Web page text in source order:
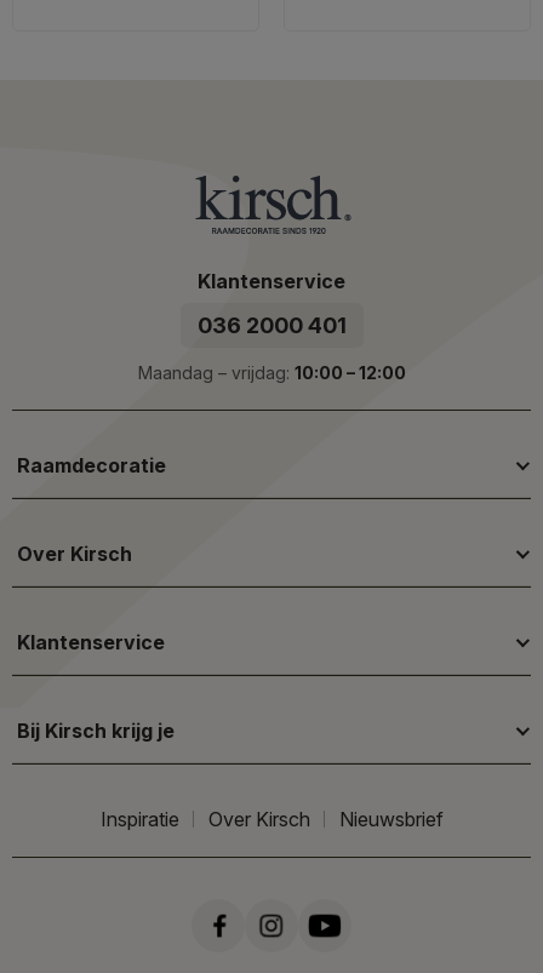
Klantenservice
036 2000 401
Maandag – vrijdag: 10:00 – 12:00
Raamdecoratie
Over Kirsch
Klantenservice
Bij Kirsch krijg je
Inspiratie Over Kirsch Nieuwsbrief